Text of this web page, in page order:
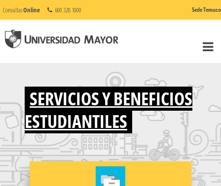
ConsultasOnline 600 328 1000 Sede Temuco
SERVICIOS Y BENEFICIOS
ESTUDIANTILES